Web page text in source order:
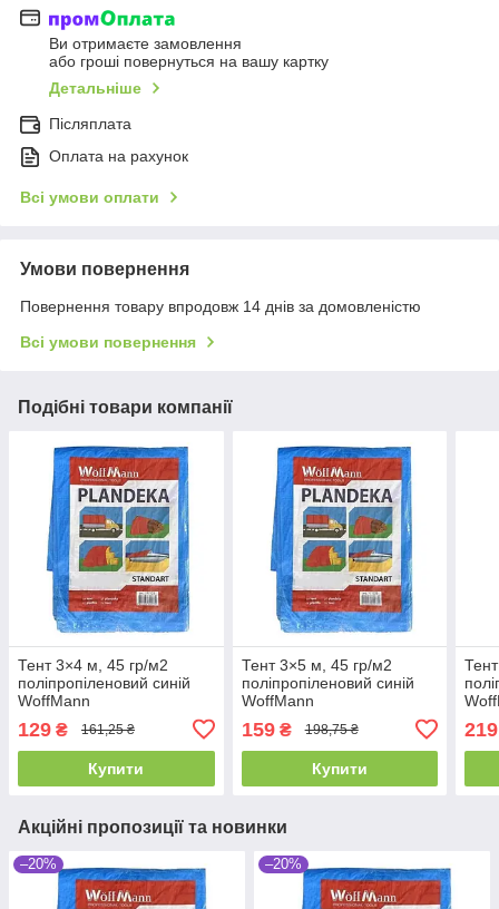
Ви отримаєте замовлення
або гроші повернуться на вашу картку
Детальніше
Післяплата
Оплата на рахунок
Всі умови оплати
Умови повернення
Повернення товару впродовж 14 днів за домовленістю
Всі умови повернення
Подібні товари компанії
Тент 3×4 м, 45 гр/м2
поліпропіленовий синій
WoffMann
129 ₴ 161,25 ₴
Купити
Тент 3×5 м, 45 гр/м2
поліпропіленовий синій
WoffMann
159₴ 198,75 ₴
Купити
219
Акційні пропозиції та новинки
–20% –20%